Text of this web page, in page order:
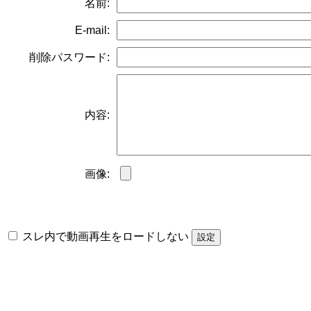
名前:
E-mail:
削除パスワード:
内容:
画像:
スレ内で動画再生をロードしない